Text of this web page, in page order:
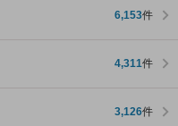
6,153件
4,311件
3,126件